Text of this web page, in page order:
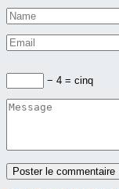
− 4 = cinq